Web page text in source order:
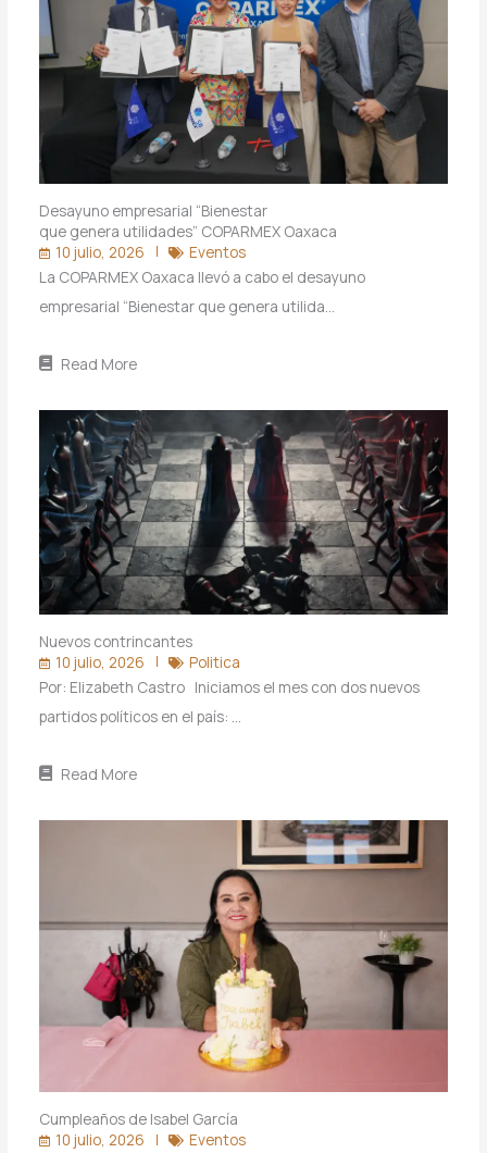
Desayuno empresarial “Bienestar
que genera utilidades” COPARMEX Oaxaca
10 julio, 2026
Eventos
La COPARMEX Oaxaca llevó a cabo el desayuno
empresarial “Bienestar que genera utilida…
Read More
Nuevos contrincantes
10 julio, 2026
Politica
Por: Elizabeth Castro Iniciamos el mes con dos nuevos
partidos políticos en el país: …
Read More
Cumpleaños de Isabel García
10 julio, 2026
Eventos